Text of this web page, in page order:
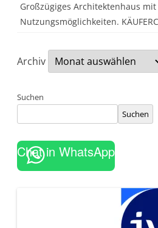
Großzügiges Architektenhaus
Nutzungsmöglichkeiten.
Archiv
Suchen
Suchen
Chat in WhatsApp